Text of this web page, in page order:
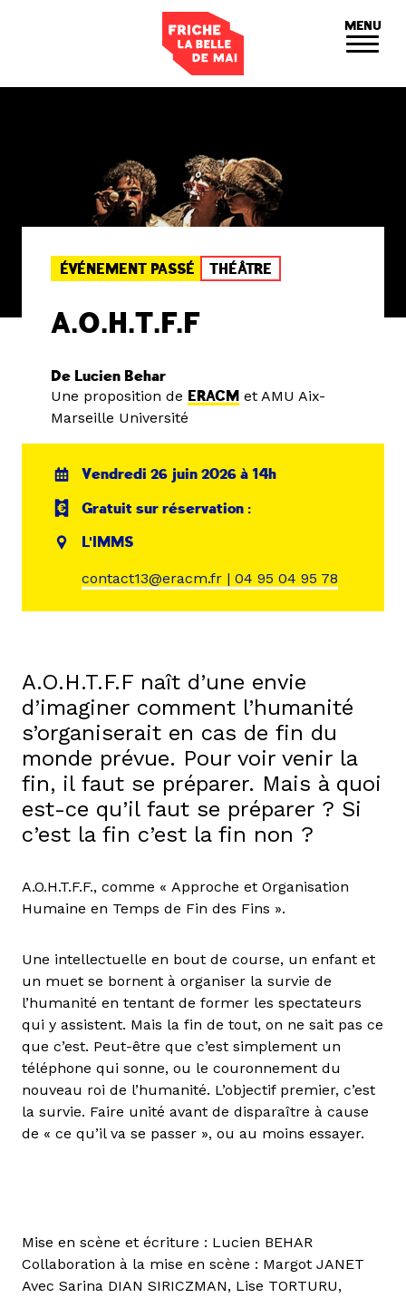
MENU
ÉVÉNEMENT PASSÉ THÉÂTRE
A.O.H.T.F.F
De Lucien Behar
Une proposition de ERACM et AMU Aix-
Marseille Université
Vendredi 26 juin 2026 à 14h
Gratuit sur réservation :
L'IMMS
contact13@eracm.fr | 04 95 04 95 78
A.O.H.T.F.F naît d’une envie
d’imaginer comment l’humanité
s’organiserait en cas de fin du
monde prévue. Pour voir venir la
fin, il faut se préparer. Mais à quoi
est-ce qu’il faut se préparer ? Si
c’est la fin c’est la fin non ?
A.O.H.T.F.F., comme « Approche et Organisation
Humaine en Temps de Fin des Fins ».
Une intellectuelle en bout de course, un enfant et
un muet se bornent à organiser la survie de
l’humanité en tentant de former les spectateurs
qui y assistent. Mais la fin de tout, on ne sait pas ce
que c’est. Peut-être que c’est simplement un
téléphone qui sonne, ou le couronnement du
nouveau roi de l’humanité. L’objectif premier, c’est
la survie. Faire unité avant de disparaître à cause
de « ce qu’il va se passer », ou au moins essayer.
Mise en scène et écriture : Lucien BEHAR
Collaboration à la mise en scène : Margot JANET
Avec Sarina DIAN SIRICZMAN, Lise TORTURU,
Panneau de gestion des cookies